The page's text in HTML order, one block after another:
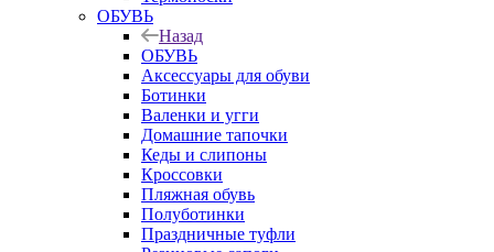
ОБУВЬ
Назад
ОБУВЬ
Аксессуары для обуви
Ботинки
Валенки и угги
Домашние тапочки
Кеды и слипоны
Кроссовки
Пляжная обувь
Полуботинки
Праздничные туфли